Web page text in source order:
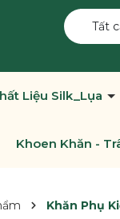
Tất
Liệu Silk_Lụa
Khoen Khăn -
Khăn Phụ